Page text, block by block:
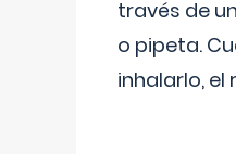
través de
o pipeta.
inhalarlo, el r